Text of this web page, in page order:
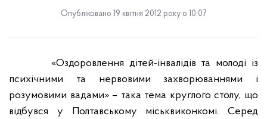
Опубліковано 19 квітня 2012 року о 10:07
«Оздоровлення дітей-інвалідів та молоді із
психічними та нервовими захворюваннями і
розумовими вадами» – така тема круглого столу, що
відбувся у Полтавському міськвиконкомі. Серед